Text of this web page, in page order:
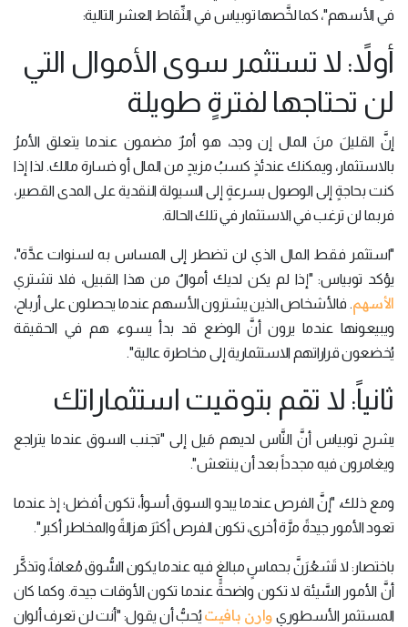
في الأسهم"، كما لخَّصها توبياس في النِّقاط العشر التالية:
أولاً: لا تستثمر سوى الأموال التي
لن تحتاجها لفترةٍ طويلة
إنَّ القليلَ منَ المال إن وجد، هو أمرٌ مضمون عندما يتعلق الأمرُ
بالاستثمار، ويمكنك عندئذٍ كسبُ مزيدٍ من المال أو خسارة مالك. لذا إذا
كنت بحاجةٍ إلى الوصول بسرعةٍ إلى السيولة النقدية على المدى القصير،
فربما لن ترغب في الاستثمار في تلك الحالة.
"استثمر فقط المال الذي لن تضطر إلى المساس به لسنوات عدَّة"،
يؤكد توبياس: "إذا لم يكن لديك أموالٌ من هذا القبيل، فلا تشتري
الأسهم. فالأشخاص الذين يشترون الأسهم عندما يحصلون على أرباح،
ويبيعونها عندما يرون أنَّ الوضع قد بدأ يسوء، هم في الحقيقة
يُخضعون قراراتهم الاستثمارية إلى مخاطرة عالية".
ثانياً: لا تقم بتوقيت استثماراتك
يشرح توبياس أنَّ النَّاس لديهم مَيل إلى "تجنب السوق عندما يتراجع
ويغامرون فيه مجدداً بعد أن ينتعش".
ومع ذلك، "إنَّ الفرص عندما يبدو السوق أسوأ، تكون أفضل؛ إذ عندما
تعود الأمور جيدةً مرَّة أخرى، تكون الفرص أكثرَ هزالةً والمخاطر أكبر".
باختصار: لا تَشعُرَنَّ بحماسٍ مبالغٍ فيه عندما يكون السُّوق مُعافاً، وتذكَّر
أنَّ الأمور السَّيئة لا تكون واضحةً عندما تكون الأوقات جيدة. وكما كان
المستثمر الأسطوري وارن بافيت يُحبُّ أن يقول: "أنت لن تعرف ألوان